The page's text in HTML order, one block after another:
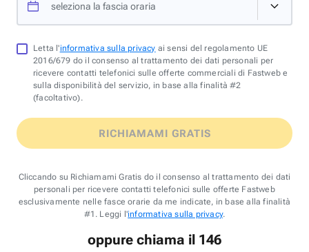
seleziona la fascia oraria
Letta l'informativa sulla privacy ai sensi del regolamento UE
2016/679 do il consenso al trattamento dei dati personali per
ricevere contatti telefonici sulle offerte commerciali di Fastweb e
sulla disponibilità del servizio, in base alla finalità #2
(facoltativo).
RICHIAMAMI GRATIS
Cliccando su Richiamami Gratis do il consenso al trattamento dei dati
personali per ricevere contatti telefonici sulle offerte Fastweb
esclusivamente nelle fasce orarie da me indicate, in base alla finalità
#1. Leggi l'informativa sulla privacy.
oppure chiama il 146